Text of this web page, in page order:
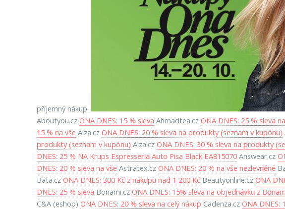
příjemný nákup.
Aboutyou.cz ONA DNES: 15 % sleva Ahmadtea.cz ONA DNES: 25 % sleva
15 % na vše Alza.cz ONA DNES: 20 % sleva na produkty (seznam v kupónu)
produkty (seznam v kupónu) Alza.cz ONA DNES: 30 % sleva na produkty
DNES: 25 % NA Krups Espresseria Auto Pisa Black EA815070Answear.cz
DNES: 20 % sleva na vše Astratex.cz ONA DNES: 20 % na vše nezlevněné
Bata.cz ONA DNES: 300 Kč z nákupu nad 1 200 KčBeautyonline.cz ONA
DNES: 25 % sleva Bonami.cz ONA DNES: 15% sleva na objednávku z
C&A (eshop) ONA DNES: 20 % sleva na celý nákup Cadenza.cz ONA DNES: